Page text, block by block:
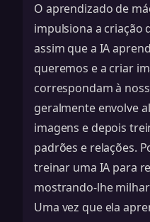
O aprendizado de
impulsiona a criação
assim que a IA
queremos e a criar
correspondam à
geralmente envolve
imagens e depois
padrões e relações.
treinar uma IA para
mostrando-lhe
Uma vez que ela